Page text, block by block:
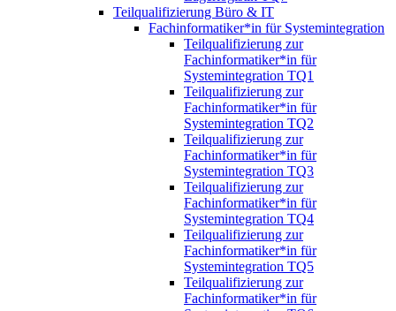
Teilqualifizierung Büro & IT
Fachinformatiker*in für Systemintegration
Teilqualifizierung zur
Fachinformatiker*in für
Systemintegration TQ1
Teilqualifizierung zur
Fachinformatiker*in für
Systemintegration TQ2
Teilqualifizierung zur
Fachinformatiker*in für
Systemintegration TQ3
Teilqualifizierung zur
Fachinformatiker*in für
Systemintegration TQ4
Teilqualifizierung zur
Fachinformatiker*in für
Systemintegration TQ5
Teilqualifizierung zur
Fachinformatiker*in für